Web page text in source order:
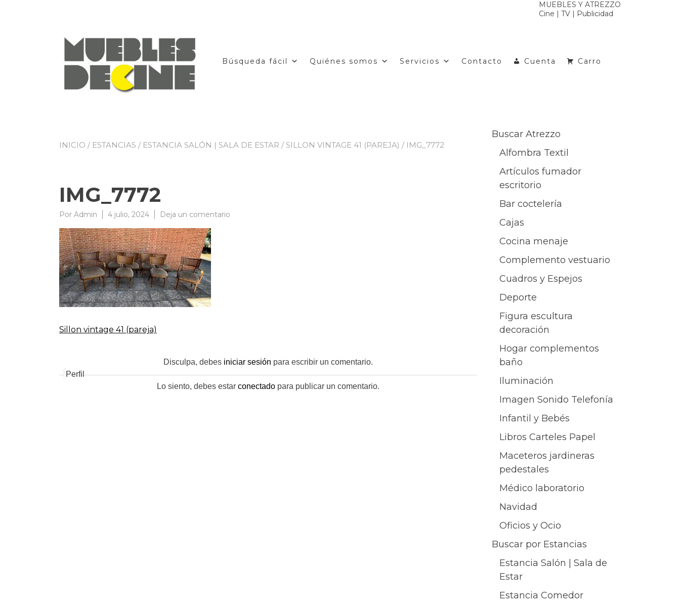
MUEBLES Y ATREZZO
Cine | TV | Publicidad
Búsqueda fácil Quiénes somos Servicios Contacto Cuenta Carro
INICIO / ESTANCIAS / ESTANCIA SALÓN | SALA DE ESTAR / SILLON VINTAGE 41 (PAREJA) / IMG_7772
IMG_7772
Por Admin 4 julio, 2024 Deja un comentario
Navegación
de
Sillon vintage 41 (pareja)
Disculpa, debes iniciar sesión para escribir un comentario.
Perfil
Lo siento, debes estar conectadopara publicar un comentario.
Buscar Atrezzo
Alfombra Textil
Artículos fumador
escritorio
Bar coctelería
Cajas
Cocina menaje
Complemento vestuario
Cuadros y Espejos
Deporte
Figura escultura
decoración
Hogar complementos
baño
Iluminación
Imagen Sonido Telefonía
Infantil y Bebés
Libros Carteles Papel
Maceteros jardineras
pedestales
Médico laboratorio
Navidad
Oficios y Ocio
Buscar por Estancias
Estancia Salón | Sala de
Estar
Estancia Comedor